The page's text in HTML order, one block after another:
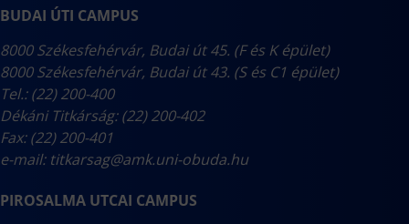
BUDAI ÚTI CAMPUS
8000 Székesfehérvár, Budai út 45. (F és K épület)
8000 Székesfehérvár, Budai út 43. (S és C1 épület)
Tel.: (22) 200-400
Dékáni Titkárság: (22) 200-402
Fax: (22) 200-401
e-mail: titkarsag@amk.uni-obuda.hu
PIROSALMA UTCAI CAMPUS